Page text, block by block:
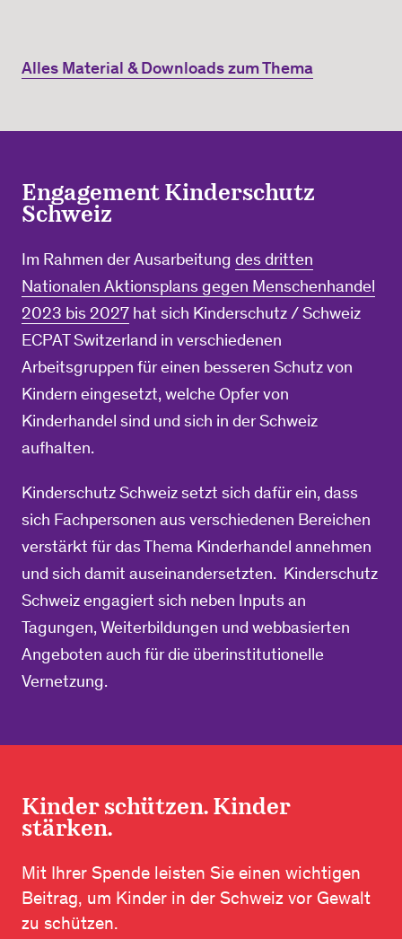
Alles Material & Downloads zum Thema
Engagement Kinderschutz
Schweiz
Im Rahmen der Ausarbeitung des dritten
Nationalen Aktionsplans gegen Menschenhandel
2023 bis 2027 hat sich Kinderschutz / Schweiz
ECPAT Switzerland in verschiedenen
Arbeitsgruppen für einen besseren Schutz von
Kindern eingesetzt, welche Opfer von
Kinderhandel sind und sich in der Schweiz
aufhalten.
Kinderschutz Schweiz setzt sich dafür ein, dass
sich Fachpersonen aus verschiedenen Bereichen
verstärkt für das Thema Kinderhandel annehmen
und sich damit auseinandersetzten. Kinderschutz
Schweiz engagiert sich neben Inputs an
Tagungen, Weiterbildungen und webbasierten
Angeboten auch für die überinstitutionelle
Vernetzung.
Kinder schützen. Kinder
stärken.
Mit Ihrer Spende leisten Sie einen wichtigen
Beitrag, um Kinder in der Schweiz vor Gewalt
zu schützen.